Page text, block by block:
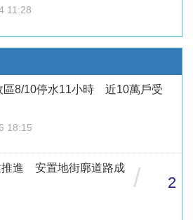
11:28
區8/10停水11小時 近10萬戶受
18:15
推進 安置地街廓道路成
/ 2